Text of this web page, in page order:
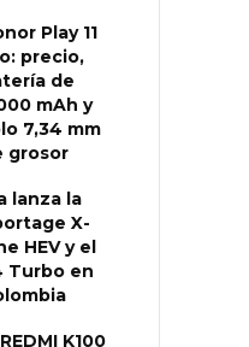
Play 11
precio,
de
mAh y
7,34 mm
grosor
lanza la
X-
HEV y el
Turbo en
K100